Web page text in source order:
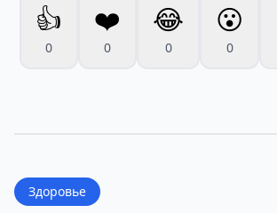
👍
0
❤️
0
😂
0
😮
0
Здоровье